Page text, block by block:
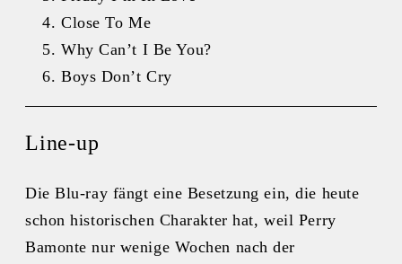
Close To Me
Why Can’t I Be You?
Boys Don’t Cry
Line-up
Die Blu-ray fängt eine Besetzung ein, die heute
schon historischen Charakter hat, weil Perry
Bamonte nur wenige Wochen nach der